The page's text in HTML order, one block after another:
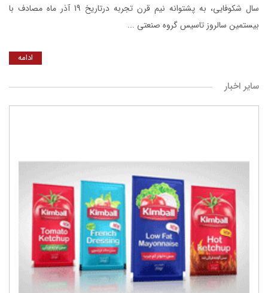
سال شکوفایی، به پشتوانه نیم قرن تجربه درتاریخ 19 آذر ماه مصادف با
بیستمین سالروز تاسیس گروه صنعتی ...
ادامه
سایر اخبار